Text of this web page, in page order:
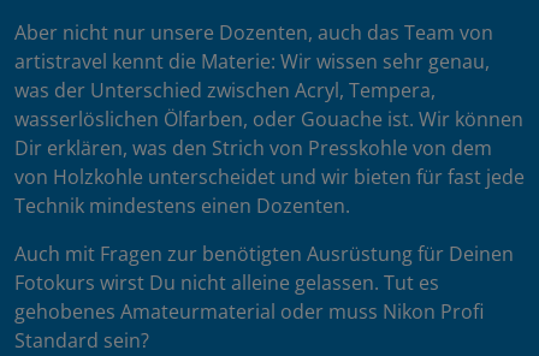
Aber nicht nur unsere Dozenten, auch das Team von
artistravel kennt die Materie: Wir wissen sehr genau,
was der Unterschied zwischen Acryl, Tempera,
wasserlöslichen Ölfarben, oder Gouache ist. Wir können
Dir erklären, was den Strich von Presskohle von dem
von Holzkohle unterscheidet und wir bieten für fast jede
Technik mindestens einen Dozenten.
Auch mit Fragen zur benötigten Ausrüstung für Deinen
Fotokurs wirst Du nicht alleine gelassen. Tut es
gehobenes Amateurmaterial oder muss Nikon Profi
Standard sein?